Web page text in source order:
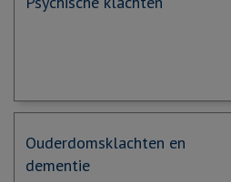
Ouderdomsklachten en
dementie